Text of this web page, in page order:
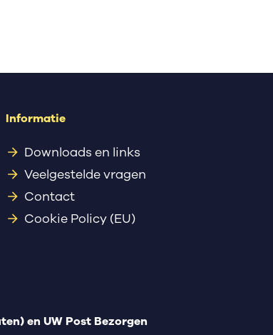
Informatie
Downloads en links
Veelgestelde vragen
Contact
Cookie Policy (EU)
en UW Post Bezorgen